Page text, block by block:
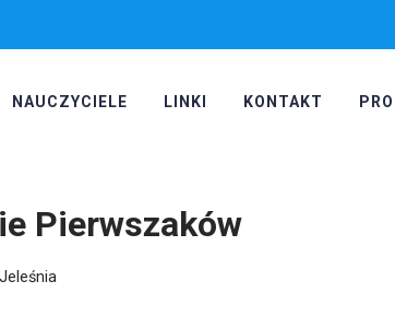
NAUCZYCIELE LINKI KONTAKT
Pierwszaków